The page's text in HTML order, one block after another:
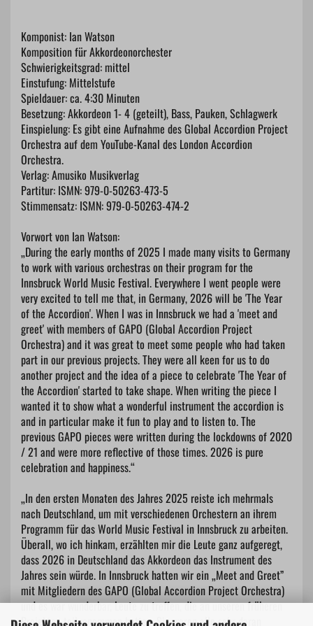
Komponist: Ian Watson
Komposition für Akkordeonorchester
Schwierigkeitsgrad: mittel
Einstufung: Mittelstufe
Spieldauer: ca. 4:30 Minuten
Besetzung: Akkordeon 1- 4 (geteilt), Bass, Pauken, Schlagwerk
Einspielung: Es gibt eine Aufnahme des Global Accordion Project
Orchestra auf dem YouTube-Kanal des London Accordion
Orchestra.
Verlag: Amusiko Musikverlag
Partitur: ISMN: 979-0-50263-473-5
Stimmensatz: ISMN: 979-0-50263-474-2
Vorwort von Ian Watson:
„During the early months of 2025 I made many visits to Germany
to work with various orchestras on their program for the
Innsbruck World Music Festival. Everywhere I went people were
very excited to tell me that, in Germany, 2026 will be 'The Year
of the Accordion'. When I was in Innsbruck we had a 'meet and
greet' with members of GAPO (Global Accordion Project
Orchestra) and it was great to meet some people who had taken
part in our previous projects. They were all keen for us to do
another project and the idea of a piece to celebrate 'The Year of
the Accordion' started to take shape. When writing the piece I
wanted it to show what a wonderful instrument the accordion is
and in particular make it fun to play and to listen to. The
previous GAPO pieces were written during the lockdowns of 2020
/ 21 and were more reflective of those times. 2026 is pure
celebration and happiness.“
„In den ersten Monaten des Jahres 2025 reiste ich mehrmals
nach Deutschland, um mit verschiedenen Orchestern an ihrem
Programm für das World Music Festival in Innsbruck zu arbeiten.
Überall, wo ich hinkam, erzählten mir die Leute ganz aufgeregt,
dass 2026 in Deutschland das Akkordeon das Instrument des
Jahres sein würde. In Innsbruck hatten wir ein „Meet and Greet”
mit Mitgliedern des GAPO (Global Accordion Project Orchestra)
und es war wunderbar, Leute zu treffen, die an unseren früheren
Projekten teilgenommen hatten. Sie waren alle sehr daran